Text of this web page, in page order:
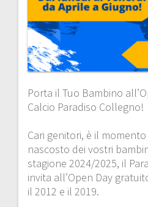
Porta il Tuo Bambino
Calcio Paradiso Collegno!
Cari genitori, è il
nascosto dei vostri
stagione 2024/2025, il
invita all’Open Day
il 2012 e il 2019.